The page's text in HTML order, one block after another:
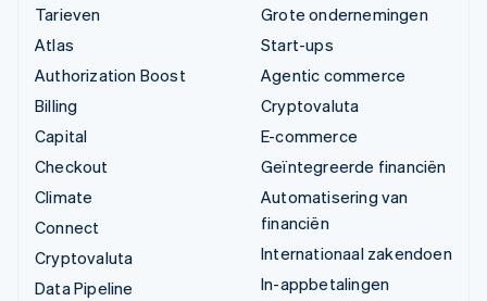
Tarieven
Atlas
Authorization Boost
Billing
Capital
Checkout
Climate
Connect
Cryptovaluta
Data Pipeline
Grote ondernemingen
Start-ups
Agentic commerce
Cryptovaluta
E-commerce
Geïntegreerde financiën
Automatisering van
financiën
Internationaal zakendoen
In-appbetalingen